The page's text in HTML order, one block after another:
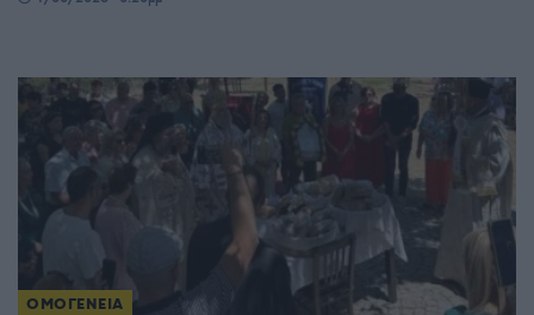
ΟΜΟΓΕΝΕΙΑ